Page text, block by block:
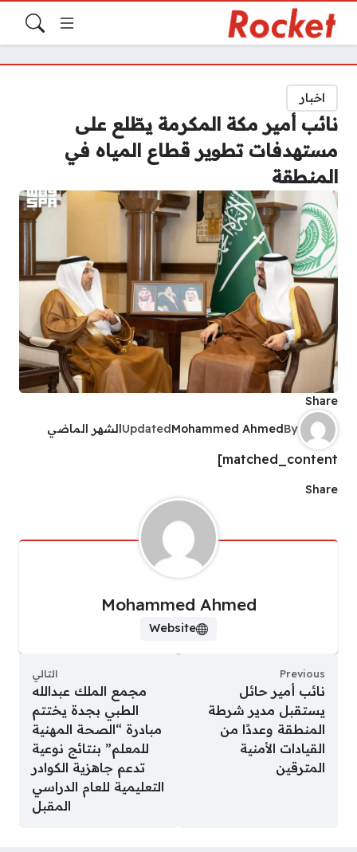
اخبار
نائب أمير مكة المكرمة يطّلع على
مستهدفات تطوير قطاع المياه في
المنطقة
Share
By
Mohammed Ahmed
Updated الشهر الماضي
matched_content]
Share
Mohammed Ahmed
Website
Previous
نائب أمير حائل
يستقبل مدير شرطة
المنطقة وعددًا من
القيادات الأمنية
المترقين
التالي
مجمع الملك عبدالله
الطبي بجدة يختتم
مبادرة “الصحة المهنية
للمعلم” بنتائج نوعية
تدعم جاهزية الكوادر
التعليمية للعام الدراسي
المقبل